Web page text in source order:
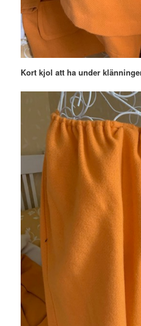
Kort kjol att ha under